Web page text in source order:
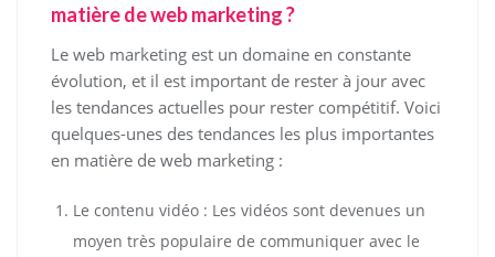
matière de web marketing ?
Le web marketing est un domaine en constante
évolution, et il est important de rester à jour avec
les tendances actuelles pour rester compétitif. Voici
quelques-unes des tendances les plus importantes
en matière de web marketing :
Le contenu vidéo : Les vidéos sont devenues un
moyen très populaire de communiquer avec le